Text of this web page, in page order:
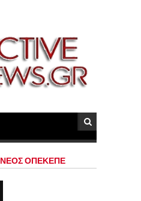
ΝΕΟΣ ΟΠΕΚΕΠΕ